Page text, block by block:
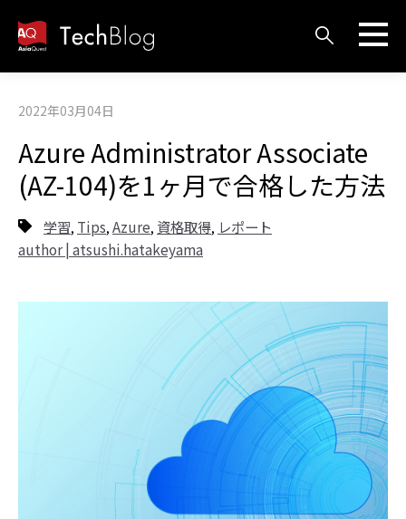
2022年03月04日
Azure Administrator Associate
(AZ-104)を1ヶ月で合格した方法
学習, Tips, Azure, 資格取得, レポート
author | atsushi.hatakeyama